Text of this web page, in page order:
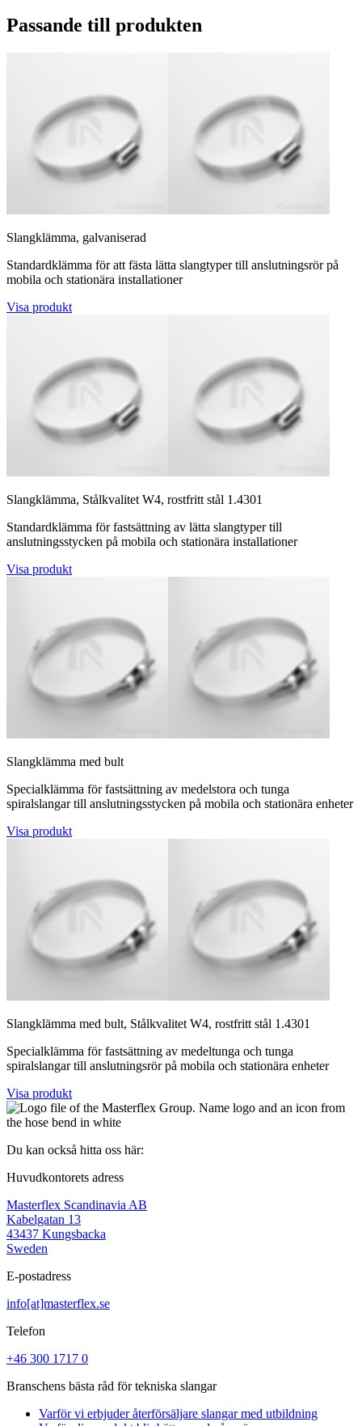
Passande till produkten
Slangklämma, galvaniserad
Standardklämma för att fästa lätta slangtyper till anslutningsrör på
mobila och stationära installationer
Visa produkt
Slangklämma, Stålkvalitet W4, rostfritt stål 1.4301
Standardklämma för fastsättning av lätta slangtyper till
anslutningsstycken på mobila och stationära installationer
Visa produkt
Slangklämma med bult
Specialklämma för fastsättning av medelstora och tunga
spiralslangar till anslutningsstycken på mobila och stationära enheter
Visa produkt
Slangklämma med bult, Stålkvalitet W4, rostfritt stål 1.4301
Specialklämma för fastsättning av medeltunga och tunga
spiralslangar till anslutningsrör på mobila och stationära enheter
Visa produkt
Du kan också hitta oss här:
Huvudkontorets adress
Masterflex Scandinavia AB
Kabelgatan 13
43437 Kungsbacka
Sweden
E-postadress
info[at]masterflex.se
Telefon
+46 300 1717 0
Branschens bästa råd för tekniska slangar
Varför vi erbjuder återförsäljare slangar med utbildning